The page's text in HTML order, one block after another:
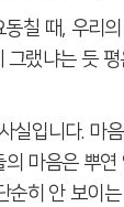
동칠 때, 우리
그랬냐는 듯
실입니다. 마
의 마음은 뿌
순히 안 보이